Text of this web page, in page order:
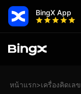
BingX App
หน้าแรก>เครื่องคิดเลข